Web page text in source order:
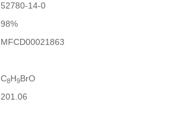
52780-14-0
98%
MFCD00021863
C8H9BrO
201.06